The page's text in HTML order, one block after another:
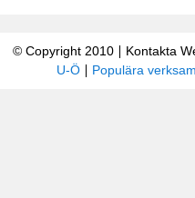
© Copyright 2010 Kontakta
U-Ö
Populära